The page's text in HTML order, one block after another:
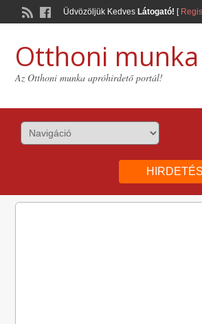
Üdvözöljük Kedves Látogató! [
Otthoni munka
Az Otthoni munka apróhirdető portál!